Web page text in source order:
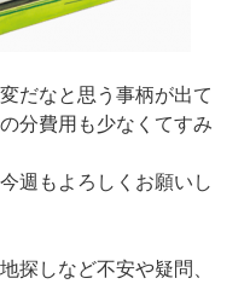
だなと思う事柄が出て
分費用も少なくてすみ
週もよろしくお願いし
探しなど不安や疑問、